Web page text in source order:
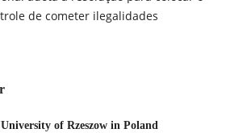
de cometer ilegalidades
University of Rzeszow in Poland